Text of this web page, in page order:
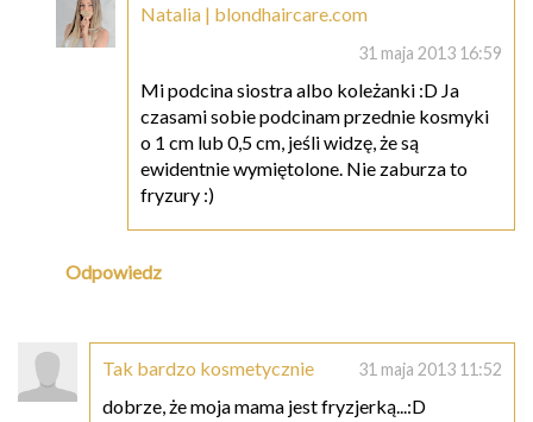
Natalia | blondhaircare.com
31 maja 2013 16:59
Mi podcina siostra albo koleżanki :D Ja
czasami sobie podcinam przednie kosmyki
o 1 cm lub 0,5 cm, jeśli widzę, że są
ewidentnie wymiętolone. Nie zaburza to
fryzury :)
Odpowiedz
Tak bardzo kosmetycznie 31 maja 2013 11:52
dobrze, że moja mama jest fryzjerką...:D